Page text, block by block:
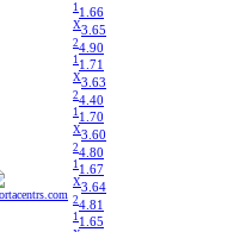
1 1.66
X3.65
24.90
1 1.71
X3.63
24.40
1 1.70
X3.60
24.80
1 1.67
X3.64
24.81
1 1.65